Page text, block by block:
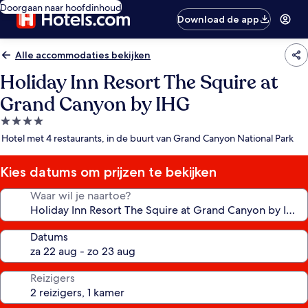
Doorgaan naar hoofdinhoud
Download de app
Alle accommodaties bekijken
Holiday Inn Resort The Squire at
Grand Canyon by IHG
4.0-
sterrenaccommodatie
Hotel met 4 restaurants, in de buurt van Grand Canyon National Park
Kies datums om prijzen te bekijken
Waar wil je naartoe?
Datums
Reizigers